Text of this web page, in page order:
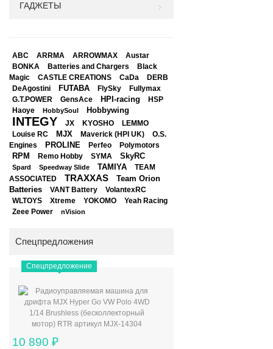
ГАДЖЕТЫ
ABC ARRMA ARROWMAX Austar
BONKA Batteries and Chargers
Black
Magic
CASTLE CREATIONS CaDa DERB
DeAgostini FUTABA FlySky Fullymax
G.T.POWER GensAce HPI-racing
HSP
Haoye
HobbySoul Hobbywing
INTEGY JX KYOSHO
LEMMO
Louise RC
MJX Maverick (HPI UK)
O.S.
Engines
PROLINE Perfeo Polymotors
RPM Remo Hobby SYMA SkyRC
Spard Speedway Slide TAMIYA
TEAM
ASSOCIATED
TRAXXAS
Team Orion
Batteries
VANT Battery VolantexRC
WLTOYS Xtreme YOKOMO Yeah Racing
Zeee Power nVision
Спецпредложения
Спецпредложение
10 890 ₽